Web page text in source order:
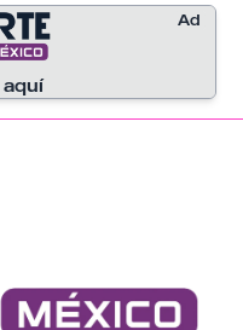
Ad